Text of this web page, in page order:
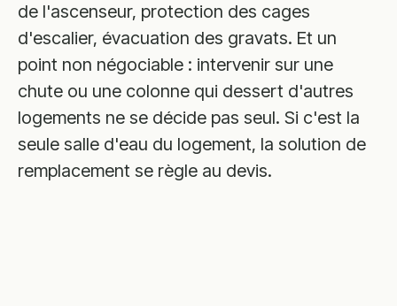
de l'ascenseur, protection des cages
d'escalier, évacuation des gravats. Et un
point non négociable : intervenir sur une
chute ou une colonne qui dessert d'autres
logements ne se décide pas seul. Si c'est la
seule salle d'eau du logement, la solution de
remplacement se règle au devis.